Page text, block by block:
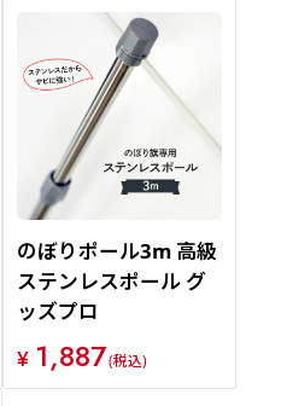
のぼりポール3m 高級
ステンレスポール グ
ッズプロ
¥ 1,887(税込)